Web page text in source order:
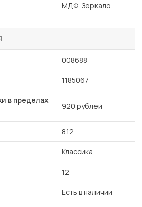
МДФ, Зеркало
008688
1185067
в пределах
920 рублей
8.12
Классика
12
Есть в наличии